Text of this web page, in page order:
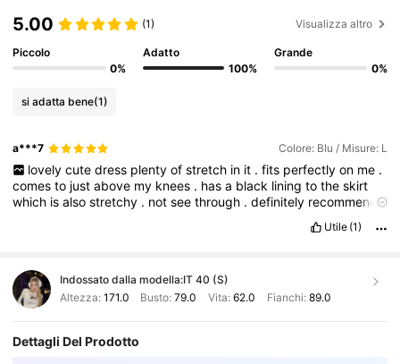
5.00 (1) Visualizza altro
Piccolo
0%
Adatto
100%
Grande
0%
si adatta bene(1)
a***7 Colore: Blu / Misure: L
lovely cute dress plenty of stretch in it . fits perfectly on me .
comesto justabove my knees . hasa black liningtotheskirt
which isalsostretchy . notseethrough .definitely recommend
Utile (1)
Indossato dalla modella:IT 40 (S)
Altezza: 171.0 Busto:79.0 Vita: 62.0 Fianchi: 89.0
Dettagli Del Prodotto